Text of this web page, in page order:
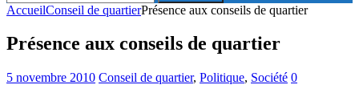
AccueilConseil de quartierPrésence aux conseils de quartier
Présence aux conseils de quartier
5 novembre 2010 Conseil de quartier, Politique, Société 0